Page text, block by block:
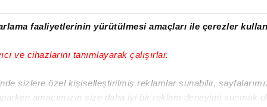
faaliyetlerinin yürütülmesi amaçları ile çerezler
ve cihazlarını tanımlayarak çalışırlar.
sizlere özel kişiselleştirilmiş reklamlar sunabilir,
amacımızın size daha iyi bir reklam deneyimi sunmak
Başakşehir'de
Alanyaspor mesaisi